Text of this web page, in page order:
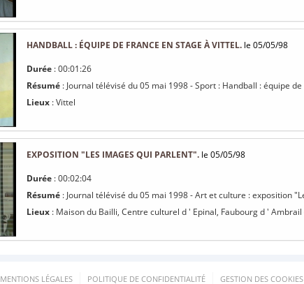
HANDBALL : ÉQUIPE DE FRANCE EN STAGE À VITTEL. le 05/05/98
Durée : 00:01:26
Résumé : Journal télévisé du 05 mai 1998 - Sport : Handball : équipe
Lieux : Vittel
EXPOSITION "LES IMAGES QUI PARLENT". le 05/05/98
Durée : 00:02:04
Résumé : Journal télévisé du 05 mai 1998 - Art et culture : exposition
Lieux : Maison du Bailli, Centre culturel d ' Epinal, Faubourg d ' Ambrail
MENTIONS LÉGALES POLITIQUE DE CONFIDENTIALITÉ GESTION DES COOKIES